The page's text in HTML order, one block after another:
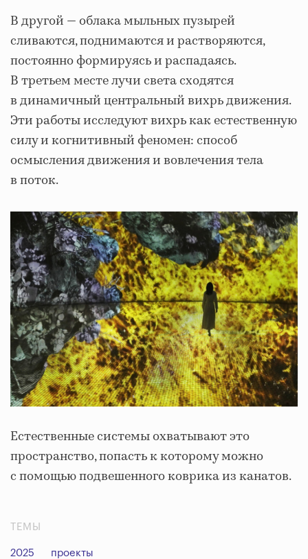
В другой — облака мыльных пузырей
сливаются, поднимаются и растворяются,
постоянно формируясь и распадаясь.
В третьем месте лучи света сходятся
в динамичный центральный вихрь движения.
Эти работы исследуют вихрь как естественную
силу и когнитивный феномен: способ
осмысления движения и вовлечения тела
в поток.
Естественные системы охватывают это
пространство, попасть к которому можно
с помощью подвешенного коврика из канатов.
ТЕМЫ
2025 проекты